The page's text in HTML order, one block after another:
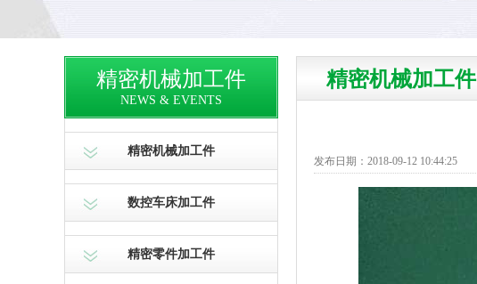
精密机械加工件
NEWS & EVENTS
精密机械加工件
数控车床加工件
精密零件加工件
精密机械加工件
发布日期：2018-09-12 10:44:25